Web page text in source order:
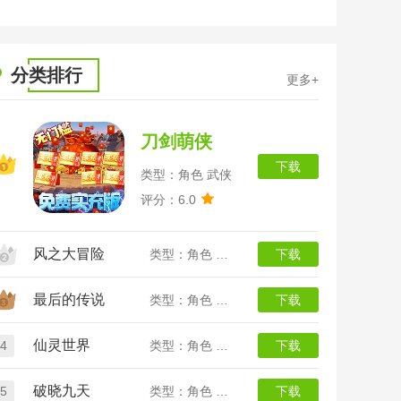
分类排行 更多+
刀剑萌侠
类型：角色 武侠
评分：6.0
下载
风之大冒险 下载
最后的传说 下载
4 仙灵世界 下载
5 破晓九天 下载